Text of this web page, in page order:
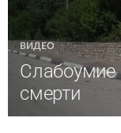
ВИДЕО
Слабоумие
смерти